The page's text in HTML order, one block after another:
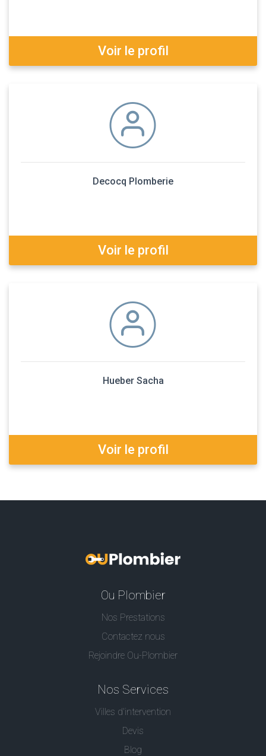
Voir le profil
Decocq Plomberie
Voir le profil
Hueber Sacha
Voir le profil
Ou Plombier
Nos Prestations
Contactez nous
Rejoindre Ou-Plombier
Nos Services
Villes d'intervention
Devis
Blog